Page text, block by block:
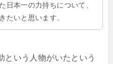
日本一の力持ちについて、
たいと思います。
という人物がいたという